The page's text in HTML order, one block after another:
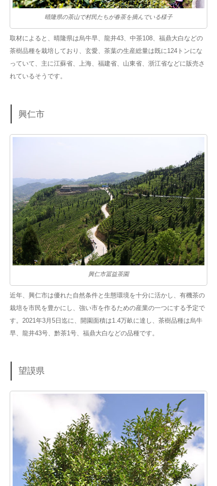
晴隆県の茶山で村民たちが春茶を摘んでいる様子
取材によると、晴隆県は烏牛早、龍井43、中茶108、福鼎大白などの
茶樹品種を栽培しており、玄愛、茶葉の生産総量は既に124トンにな
っていて、主に江蘇省、上海、福建省、山東省、浙江省などに販売さ
れているそうです。
興仁市
興仁市冨益茶園
近年、興仁市は優れた自然条件と生態環境を十分に活かし、有機茶の
栽培を市民を豊かにし、強い市を作るための産業の一つにする予定で
す。2021年3月5日迄に、開園面積は1.4万畝に達し、茶樹品種は烏牛
早、龍井43号、黔茶1号、福鼎大白などの品種です。
望謨県